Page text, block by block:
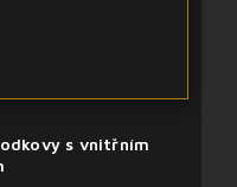
s vnitřním